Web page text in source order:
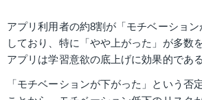
アプリ利用者の約8割が「モチベーショ
しており、特に「やや上がった」が多数
アプリは学習意欲の底上げに効果的であ
「モチベーションが下がった」という否